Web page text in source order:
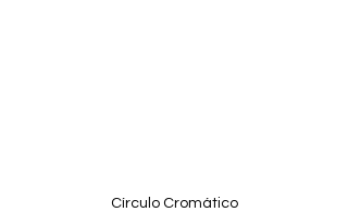
Círculo Cromático